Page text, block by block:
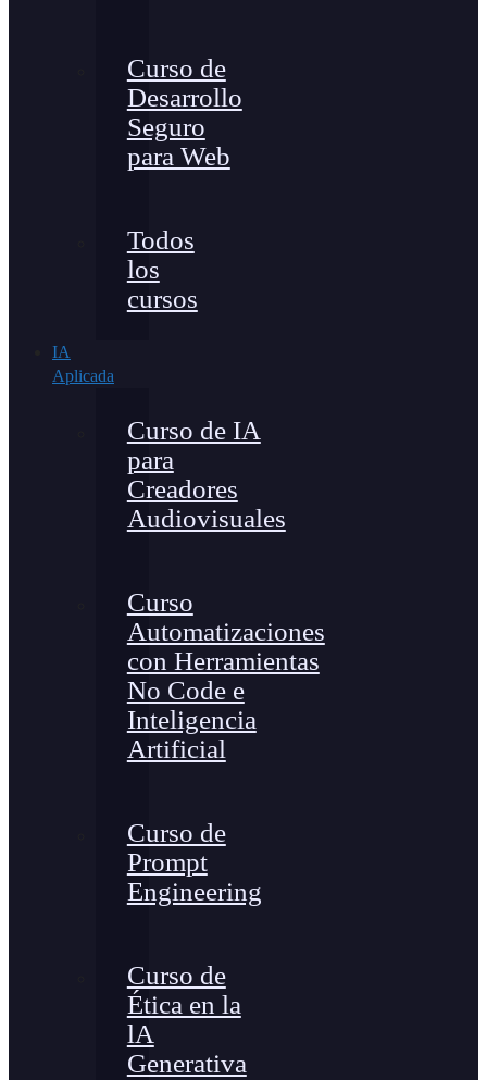
Curso de
Desarrollo
Seguro
para Web
Todos
los
cursos
IA
Aplicada
Curso de IA
para
Creadores
Audiovisuales
Curso
Automatizaciones
con Herramientas
No Code e
Inteligencia
Artificial
Curso de
Prompt
Engineering
Curso de
Ética en la
lA
Generativa